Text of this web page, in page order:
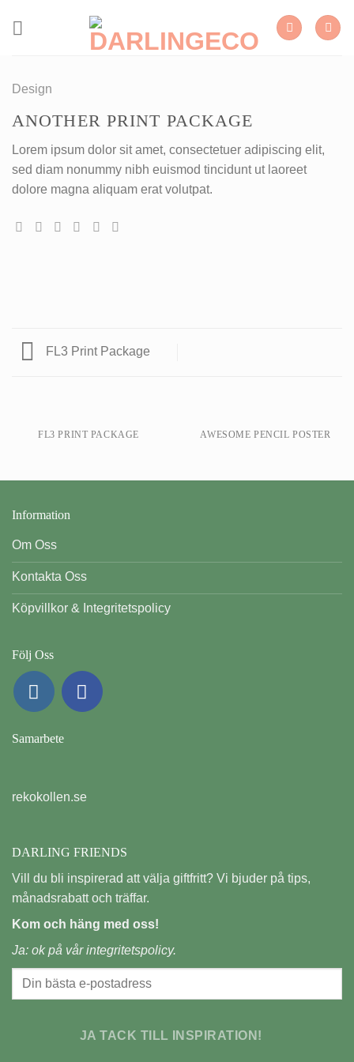
Design
ANOTHER PRINT PACKAGE
Lorem ipsum dolor sit amet, consectetuer adipiscing elit,
sed diam nonummy nibh euismod tincidunt ut laoreet
dolore magna aliquam erat volutpat.
FL3 Print Package
FL3 PRINT PACKAGE AWESOME PENCIL POSTER
Information
Om Oss
Kontakta Oss
Köpvillkor & Integritetspolicy
Följ Oss
Samarbete
rekokollen.se
DARLING FRIENDS
Vill du bli inspirerad att välja giftfritt? Vi bjuder på tips,
månadsrabatt och träffar.
Kom och häng med oss!
Ja: ok på vårintegritetspolicy.
JA TACK TILL INSPIRATION!